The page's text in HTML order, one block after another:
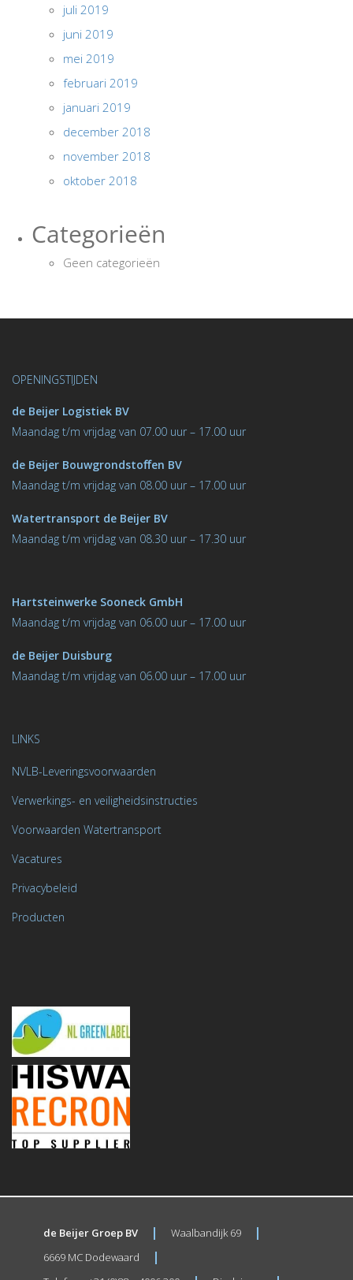
juli 2019
juni 2019
mei 2019
februari 2019
januari 2019
december 2018
november 2018
oktober 2018
Categorieën
Geen categorieën
OPENINGSTIJDEN
de Beijer Logistiek BV
Maandag t/m vrijdag van 07.00 uur – 17.00 uur
de Beijer Bouwgrondstoﬀen BV
Maandag t/m vrijdag van 08.00 uur – 17.00 uur
Watertransport de Beijer BV
Maandag t/m vrijdag van 08.30 uur – 17.30 uur
Hartsteinwerke Sooneck GmbH
Maandag t/m vrijdag van 06.00 uur – 17.00 uur
de Beijer Duisburg
Maandag t/m vrijdag van 06.00 uur – 17.00 uur
LINKS
NVLB-Leveringsvoorwaarden
Verwerkings- en veiligheidsinstructies
Voorwaarden Watertransport
Vacatures
Privacybeleid
Producten
de Beijer Groep BV
Waalbandijk 69
6669 MC Dodewaard